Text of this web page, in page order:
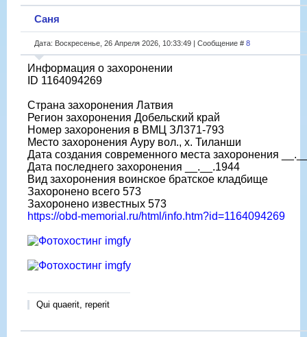
Саня
Дата: Воскресенье, 26 Апреля 2026, 10:33:49 | Сообщение # 8
Информация о захоронении
ID 1164094269
Страна захоронения Латвия
Регион захоронения Добельский край
Номер захоронения в ВМЦ ЗЛ371-793
Место захоронения Ауру вол., х. Тиланши
Дата создания современного места захоронения
Дата последнего захоронения __.__.1944
Вид захоронения воинское братское кладбище
Захоронено всего 573
Захоронено известных 573
https://obd-memorial.ru/html/info.htm?id=1164094269
Qui quaerit, reperit